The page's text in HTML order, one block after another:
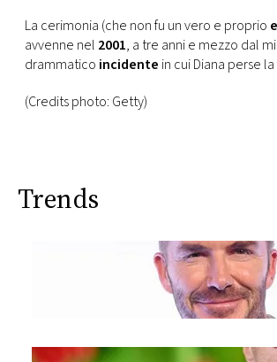
La cerimonia (che non fu un vero e proprio
avvenne nel 2001, a tre anni e mezzo dal
drammatico incidente in cui Diana perse la
(Credits photo: Getty)
Trends